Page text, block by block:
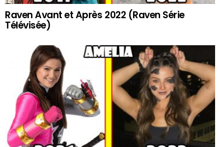
Raven Avant et Après 2022 (Raven Série
Télévisée)